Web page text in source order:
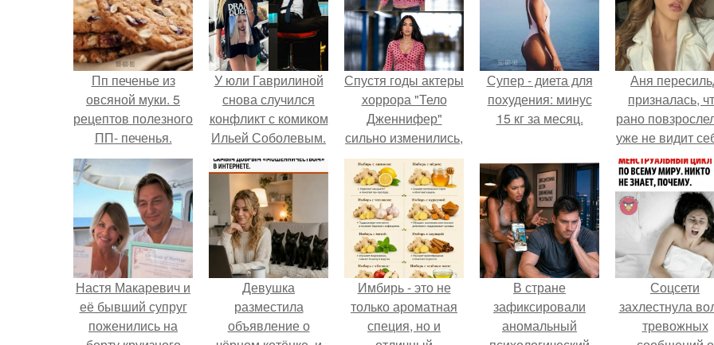
Пп печенье из
овсяной муки. 5
рецептов полезного
ПП- печенья.
У юли Гаврилиной
снова случился
конфликт с комиком
Ильей Соболевым.
Спустя годы актеры
хоррора "Тело
Дженнифер"
сильно изменились,
пройдя путь от
подростковых
кумиров до
мировых звезд.
Супер - диета для
похудения: минус
15 кг за месяц.
Аня
призналась,
рано
уже не видит
школе.
Настя Макаревич и
её бывший супруг
поженились на
Девушка
разместила
объявление о
Имбирь - это не
только ароматная
специя, но и
В стране
зафиксировали
аномальный
Соцсети
захлестнула
тревожных